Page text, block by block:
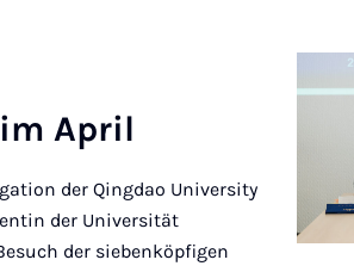
April
der Qingdao University
der Universität
der siebenköpfigen